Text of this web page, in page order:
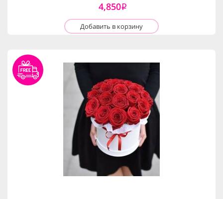
4,850i
Добавить в корзину